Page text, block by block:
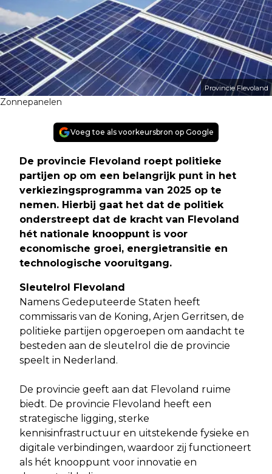
Provincie Flevoland
Zonnepanelen
Voeg toe als voorkeursbron op Google
De provincie Flevoland roept politieke
partijen op om een belangrijk punt in het
verkiezingsprogramma van 2025 op te
nemen. Hierbij gaat het dat de politiek
onderstreept dat de kracht van Flevoland
hét nationale knooppunt is voor
economische groei, energietransitie en
technologische vooruitgang.
Sleutelrol Flevoland
Namens Gedeputeerde Staten heeft
commissaris van de Koning, Arjen Gerritsen, de
politieke partijen opgeroepen om aandacht te
besteden aan de sleutelrol die de provincie
speelt in Nederland.
De provincie geeft aan dat Flevoland ruime
biedt. De provincie Flevoland heeft een
strategische ligging, sterke
kennisinfrastructuur en uitstekende fysieke en
digitale verbindingen, waardoor zij functioneert
als hét knooppunt voor innovatie en